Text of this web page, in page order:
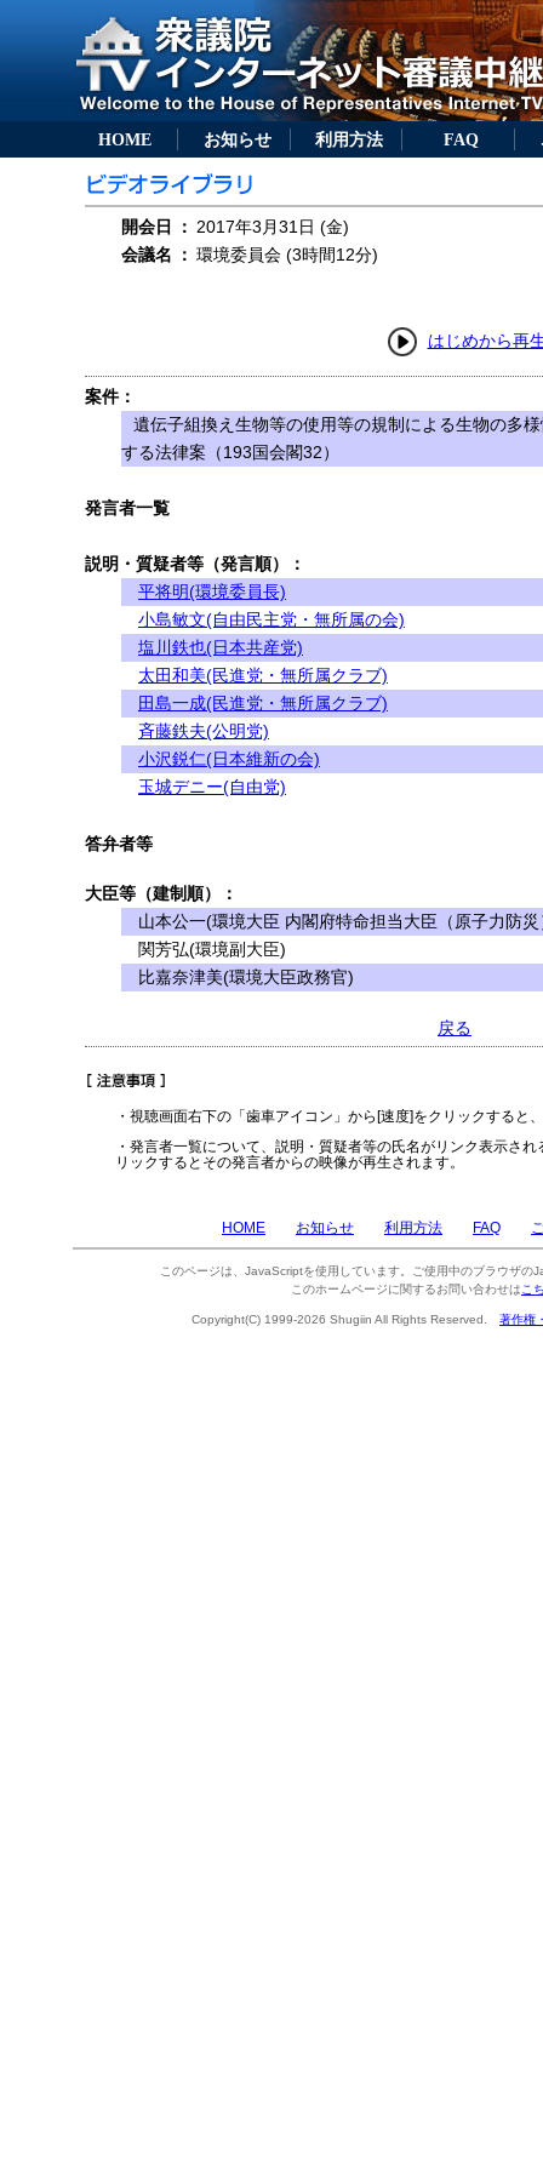
HOME お知らせ 利用方法 FAQ
開会日 ： 2017年3月31日 (金)
会議名
： 環境委員会 (3時間12分)
はじめから再
案件：
遺伝子組換え生物等の使用等の規制による生物の多
する法律案（193国会閣32）
発言者一覧
説明・質疑者等（発言順）：
平将明(環境委員長)
小島敏文(自由民主党・無所属の会)
塩川鉄也(日本共産党)
太田和美(民進党・無所属クラブ)
田島一成(民進党・無所属クラブ)
斉藤鉄夫(公明党)
小沢鋭仁(日本維新の会)
玉城デニー(自由党)
答弁者等
大臣等（建制順）：
山本公一(環境大臣 内閣府特命担当大臣（原子力防災
関芳弘(環境副大臣)
比嘉奈津美(環境大臣政務官)
戻る
・視聴画面右下の「歯車アイコン」から[速度]をクリックすると
・発言者一覧について、説明・質疑者等の氏名がリンク表示さ
リックするとその発言者からの映像が再生されます。
HOME お知らせ 利用方法 FAQ
このページは、JavaScriptを使用しています。ご使用中のブラウザの
このホームページに関するお問い合わせは こ
Copyright(C) 1999-2026 Shugiin All Rights Reserved. 著作権